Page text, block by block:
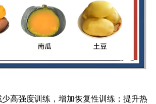
高强度训练，增加恢复性训练；提升热